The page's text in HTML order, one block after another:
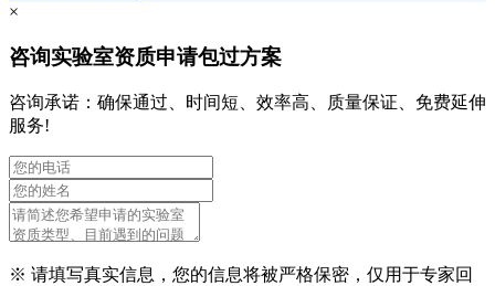
×
咨询实验室资质申请包过方案
咨询承诺：确保通过、时间短、效率高、质量保证、免费延伸
服务!
※ 请填写真实信息，您的信息将被严格保密，仅用于专家回